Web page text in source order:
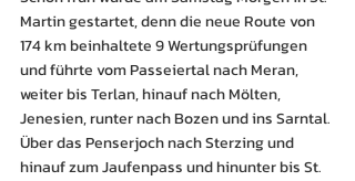
Martin gestartet, denn die neue Route von
174 km beinhaltete 9 Wertungsprüfungen
und führte vom Passeiertal nach Meran,
weiter bis Terlan, hinauf nach Mölten,
Jenesien, runter nach Bozen und ins Sarntal.
Über das Penserjoch nach Sterzing und
hinauf zum Jaufenpass und hinunter bis St.